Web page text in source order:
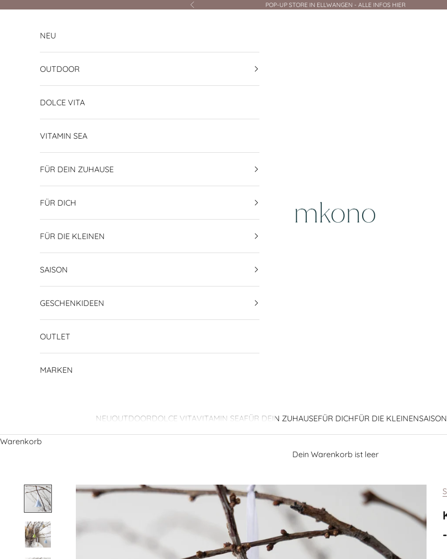
Zurück POP-UP STORE IN ELLWANGEN - ALLE INFOS HIER
mkono
NEUOUTDOORDOLCE VITAVITAMIN SEAFÜR DEIN ZUHAUSEFÜR DICHFÜR DIE KLEINENSAISON
NEU
OUTDOOR
DOLCE VITA
VITAMIN SEA
FÜR DEIN ZUHAUSE
FÜR DICH
FÜR DIE KLEINEN
SAISON
GESCHENKIDEEN
OUTLET
MARKEN
Warenkorb
Dein Warenkorb ist leer